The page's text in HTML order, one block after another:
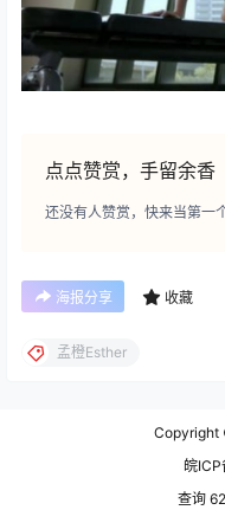
点点赞赏，手留余香
还没有人赞赏，快来当第一
海报分享 收藏
孟橙Esther
Copyright
皖
查询